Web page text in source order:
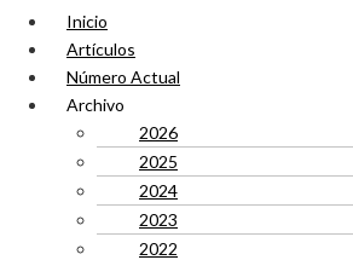
Inicio
Artículos
Número Actual
Archivo
2026
2025
2024
2023
2022